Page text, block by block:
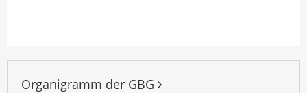
Organigramm der GBG